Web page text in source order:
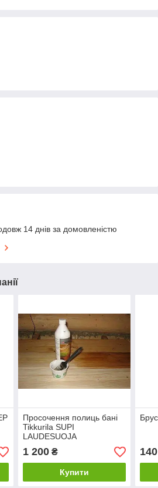
14 днів за домовленістю
Просочення полиць бані
Tikkurila SUPI
LAUDESUOJA
1 200₴
Купити
140